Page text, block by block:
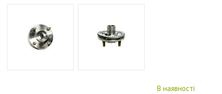
В наявності